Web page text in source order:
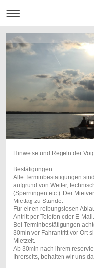
Hinweise und Regeln der
Bestätigungen:
Alle Terminbestätigungen
aufgrund von Wetter,
(Sperrungen etc.). Der
Miettag zu Stande.
Für einen reibungslosen
Antritt per Telefon oder E-Mail.
Bei Terminbestätigungen
30min vor Fahrantritt vor Ort
Mietzeit.
Ab 30min nach ihrem
Ihrerseits, behalten wir uns